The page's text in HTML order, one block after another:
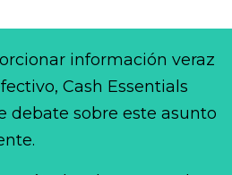
información veraz
Cash Essentials
debate sobre este asunto